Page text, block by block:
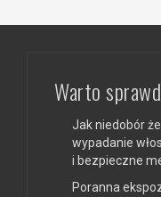
Warto
Jak niedobór
wypadanie
i bezpieczne
Poranna